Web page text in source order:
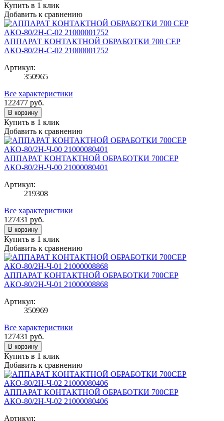
Купить в 1 клик
Добавить к сравнению
АППАРАТ КОНТАКТНОЙ ОБРАБОТКИ 700 СЕР
АКО-80/2Н-С-02 21000001752
Артикул:
350965
Все характеристики
122477 руб.
В корзину
Купить в 1 клик
Добавить к сравнению
АППАРАТ КОНТАКТНОЙ ОБРАБОТКИ 700СЕР
АКО-80/2Н-Ч-00 21000080401
Артикул:
219308
Все характеристики
127431 руб.
В корзину
Купить в 1 клик
Добавить к сравнению
АППАРАТ КОНТАКТНОЙ ОБРАБОТКИ 700СЕР
АКО-80/2Н-Ч-01 21000008868
Артикул:
350969
Все характеристики
127431 руб.
В корзину
Купить в 1 клик
Добавить к сравнению
АППАРАТ КОНТАКТНОЙ ОБРАБОТКИ 700СЕР
АКО-80/2Н-Ч-02 21000080406
Артикул: